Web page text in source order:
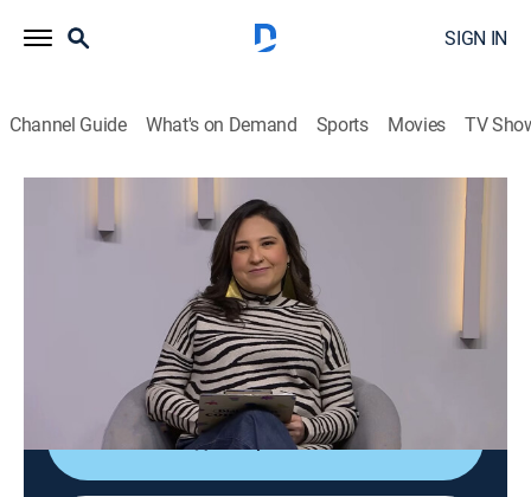
SIGN IN
Channel Guide What's on Demand Sports Movies TV
Diálogos en confianza
Diálogos en confianza
Talk, Public affairs, Health, Self improvement, Anthology 2026
Barra de servicio a la comunidad que tiene como
objetivo promover el diálogo entre el público y un
grupo de especialistas invitados.
Shop DIRECTV